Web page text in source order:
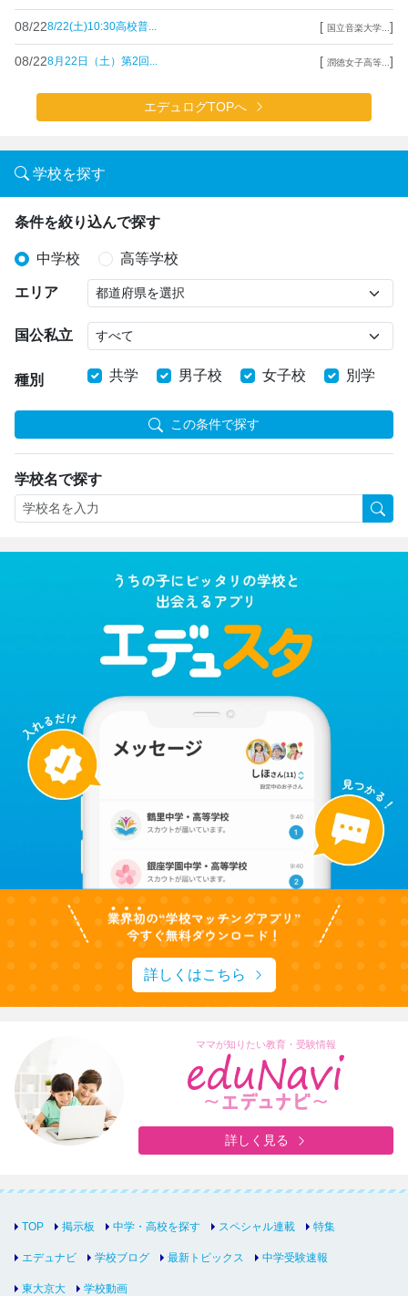
08/228/22(土)10:30高校普... [ 国立音楽大学... ]
08/228月22日（土）第2回... [ 潤徳女子高等... ]
エデュログTOPへ
学校を探す
条件を絞り込んで探す
中学校 高等学校
エリア
国公私立
種別 共学 男子校 女子校 別学
この条件で探す
学校名で探す
詳しくはこちら
ママが知りたい教育・受験情報
詳しく見る
TOP 掲示板 中学・高校を探す スペシャル連載 特集
エデュナビ 学校ブログ 最新トピックス 中学受験速報
東大京大 学校動画